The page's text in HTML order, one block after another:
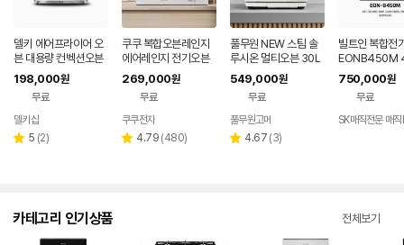
델키 에어프라이어 오
븐 대용량 컨벡션오븐
DKW-1018
198,000원
무료
페이
델키샵
별 5 리
(2)
쿠쿠 복합오븐레인지
에어레인지 전기오븐
CMW-KO2510EW
(25L, 그레이스화이
269,000원
무료
쿠쿠전자
별 4.79 리
(480)
풀무원 NEW 스팀 솔
루시온 멀티오븐 30L
(소이코튼) MC30E0
FCCE
549,000원
무료
풀무원고메
별 4.67 리
(3)
빌트인 복합전
EONB450M
터 에어프라이
레인지 기능
750,000원
무료
SK매직전문 매
카테고리 인기상품 전체보기